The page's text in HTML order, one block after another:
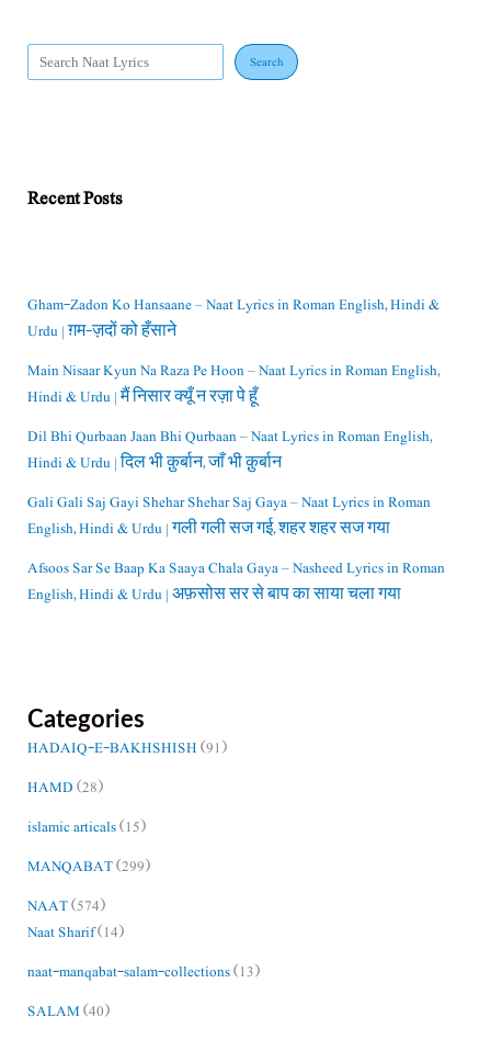
Search
Recent Posts
Gham-Zadon Ko Hansaane – Naat Lyrics in Roman English, Hindi &
Urdu | ग़म-ज़दों को हँसाने
Main Nisaar Kyun Na Raza Pe Hoon – Naat Lyrics in Roman English,
Hindi & Urdu | मैं निसार क्यूँ न रज़ा पे हूँ
Dil Bhi Qurbaan Jaan Bhi Qurbaan – Naat Lyrics in Roman English,
Hindi & Urdu | दिल भी क़ुर्बान, जाँ भी क़ुर्बान
Gali Gali Saj Gayi Shehar Shehar Saj Gaya – Naat Lyrics in Roman
English, Hindi & Urdu | गली गली सज गई, शहर शहर सज गया
Afsoos Sar Se Baap Ka Saaya Chala Gaya – Nasheed Lyrics in Roman
English, Hindi & Urdu | अफ़सोस सर से बाप का साया चला गया
Categories
HADAIQ-E-BAKHSHISH(91)
HAMD(28)
islamic articals(15)
MANQABAT(299)
NAAT(574)
Naat Sharif(14)
naat-manqabat-salam-collections(13)
SALAM(40)